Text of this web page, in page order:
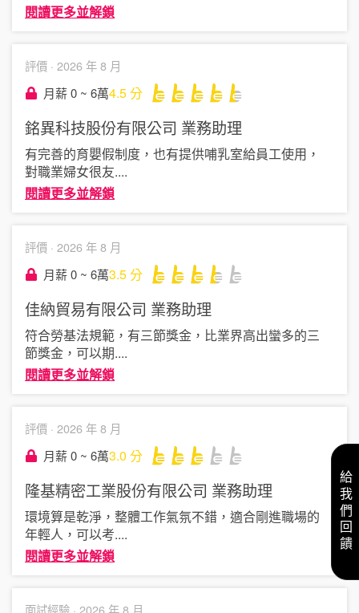
閱讀更多並解鎖
評價 · 2026 年 8 月
月薪 0 ~ 6萬4.5分
銘異科技股份有限公司 業務助理
有完善的育嬰假制度，也有提供哺乳室給員工使用，
對職業婦女很友....
閱讀更多並解鎖
評價 · 2026 年 8 月
月薪 0 ~ 6萬3.5分
佳納貿易有限公司 業務助理
符合勞基法規範，有三節獎金，比業界高出蠻多的三
節獎金，可以期....
閱讀更多並解鎖
評價 · 2026 年 8 月
月薪 0 ~ 6萬3.0 分
隆基精密工業股份有限公司 業務助理
環境算是乾淨，整體工作氣氛不錯，適合剛進職場的
年輕人，可以考....
閱讀更多並解鎖
面試經驗 · 2026 年 8 月
給我們回饋